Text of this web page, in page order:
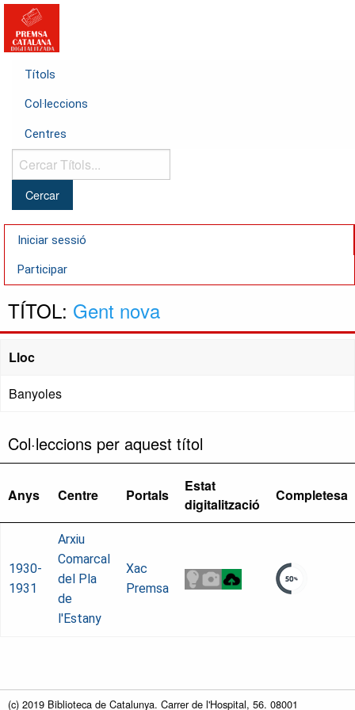
Títols
Col·leccions
Centres
Cercar
Títols...
Iniciar sessió
Participar
TÍTOL: Gent nova
Lloc
Banyoles
Col·leccions per aquest títol
Anys Centre Portals
Estat
digitalització
Completesa
1930-
1931
Arxiu
Comarcal
del Pla
de
l'Estany
Xac
Premsa
(c) 2019 Biblioteca de Catalunya. Carrer de l'Hospital, 56. 08001